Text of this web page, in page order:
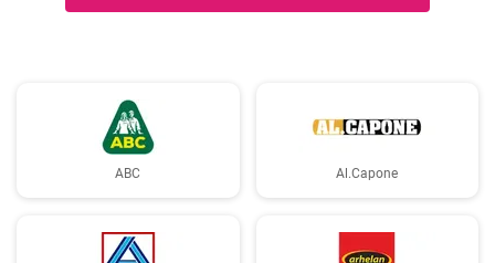
ABC Al.Capone